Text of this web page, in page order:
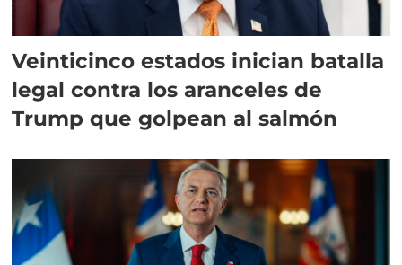
Veinticinco estados inician batalla
legal contra los aranceles de
Trump que golpean al salmón